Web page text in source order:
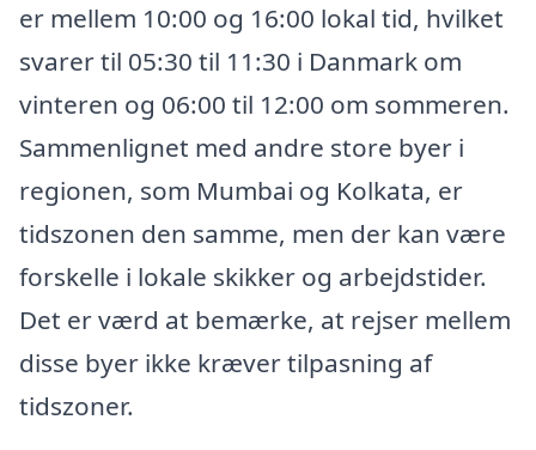
er mellem 10:00 og 16:00 lokal tid, hvilket
svarer til 05:30 til 11:30 i Danmark om
vinteren og 06:00 til 12:00 om sommeren.
Sammenlignet med andre store byer i
regionen, som Mumbai og Kolkata, er
tidszonen den samme, men der kan være
forskelle i lokale skikker og arbejdstider.
Det er værd at bemærke, at rejser mellem
disse byer ikke kræver tilpasning af
tidszoner.